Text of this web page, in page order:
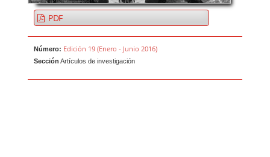
PDF
Número: Edición 19 (Enero - Junio 2016)
Sección Artículos de investigación